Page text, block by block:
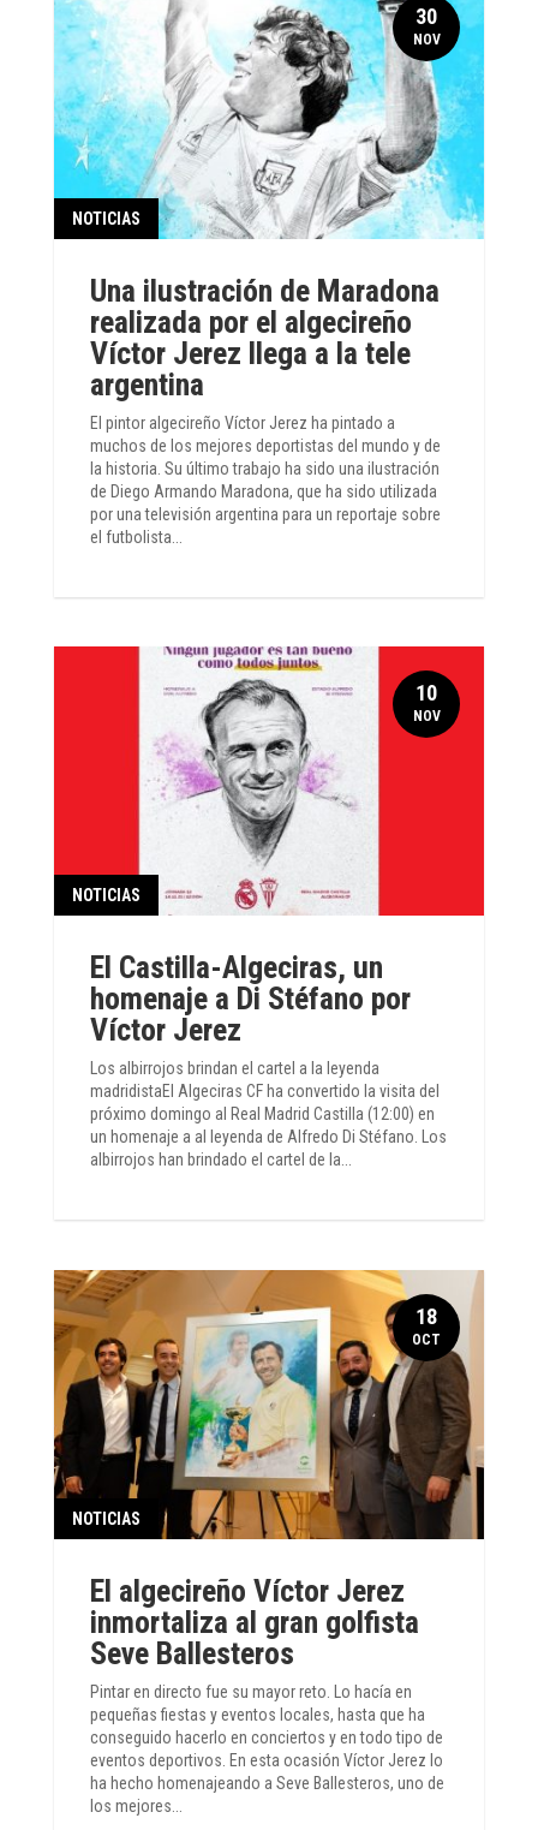
Una ilustración de Maradona
realizada por el algecireño
Víctor Jerez llega a la tele
argentina
NOTICIAS
El pintor algecireño Víctor Jerez ha pintado a
muchos de los mejores deportistas del mundo y de
la historia. Su último trabajo ha sido una ilustración
de Diego Armando Maradona, que ha sido utilizada
por una televisión argentina para un reportaje sobre
el futbolista...
30
NOV
El Castilla-Algeciras, un
homenaje a Di Stéfano por
Víctor Jerez
NOTICIAS
Los albirrojos brindan el cartel a la leyenda
madridistaEl Algeciras CF ha convertido la visita del
próximo domingo al Real Madrid Castilla (12:00) en
un homenaje a al leyenda de Alfredo Di Stéfano. Los
albirrojos han brindado el cartel de la...
10
NOV
El algecireño Víctor Jerez
inmortaliza al gran golfista
Seve Ballesteros
NOTICIAS
Pintar en directo fue su mayor reto. Lo hacía en
pequeñas fiestas y eventos locales, hasta que ha
conseguido hacerlo en conciertos y en todo tipo de
eventos deportivos. En esta ocasión Víctor Jerez lo
ha hecho homenajeando a Seve Ballesteros, uno de
los mejores...
18
OCT